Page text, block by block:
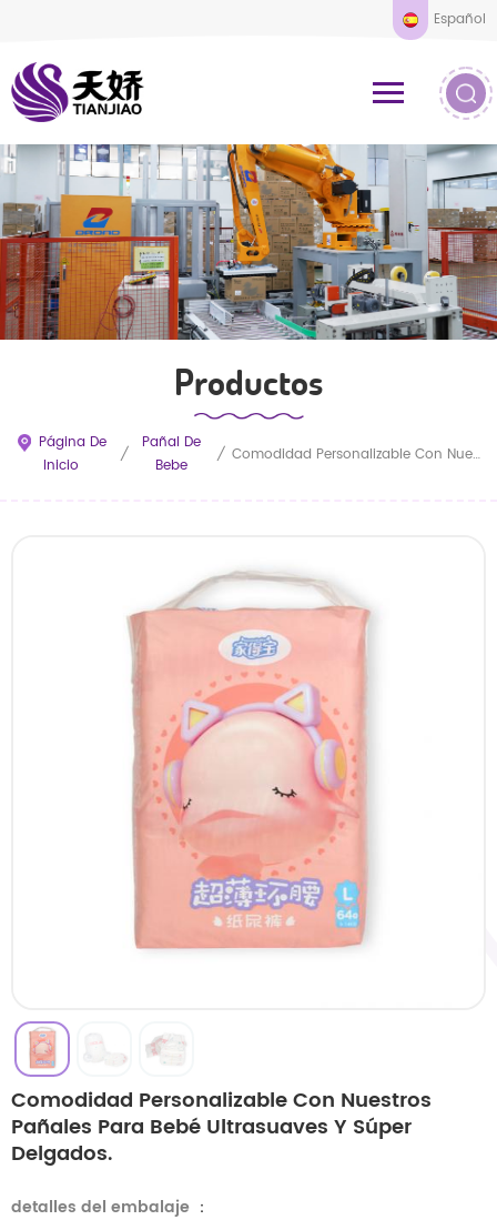
Español
Productos
Página De
Inicio
/
Pañal De
Bebe
/ Comodidad Personalizable Con Nuestros Pañales Para Bebé Ultrasuaves Y Súper Delgados.
Comodidad Personalizable Con Nuestros
Pañales Para Bebé Ultrasuaves Y Súper
Delgados.
detalles del embalaje ：